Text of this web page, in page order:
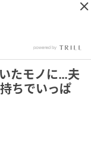
たモノに…夫
ちでいっぱ